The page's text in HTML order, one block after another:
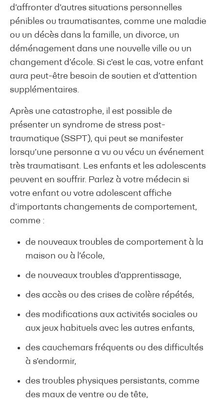
d’affronter d’autres situations personnelles
pénibles ou traumatisantes, comme une maladie
ou un décès dans la famille, un divorce, un
déménagement dans une nouvelle ville ou un
changement d’école. Si c’est le cas, votre enfant
aura peut-être besoin de soutien et d’attention
supplémentaires.
Après une catastrophe, il est possible de
présenter un syndrome de stress post-
traumatique (SSPT), qui peut se manifester
lorsqu’une personne a vu ou vécu un événement
très traumatisant. Les enfants et les adolescents
peuvent en souffrir. Parlez à votre médecin si
votre enfant ou votre adolescent affiche
d’importants changements de comportement,
comme :
de nouveaux troubles de comportement à la
maison ou à l’école,
de nouveaux troubles d’apprentissage,
des accès ou des crises de colère répétés,
des modifications aux activités sociales ou
aux jeux habituels avec les autres enfants,
des cauchemars fréquents ou des difficultés
à s’endormir,
des troubles physiques persistants, comme
des maux de ventre ou de tête,